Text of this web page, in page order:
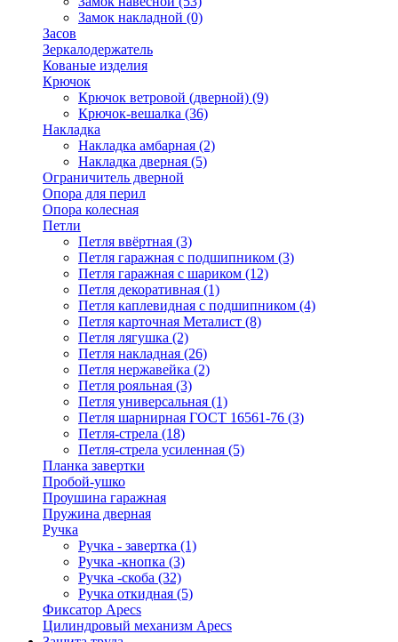
Замок накладной (0)
Засов
Зеркалодержатель
Кованые изделия
Крючок
Крючок ветровой (дверной) (9)
Крючок-вешалка (36)
Накладка
Накладка амбарная (2)
Накладка дверная (5)
Ограничитель дверной
Опора для перил
Опора колесная
Петли
Петля ввёртная (3)
Петля гаражная с подшипником (3)
Петля гаражная с шариком (12)
Петля декоративная (1)
Петля каплевидная с подшипником (4)
Петля карточная Металист (8)
Петля лягушка (2)
Петля накладная (26)
Петля нержавейка (2)
Петля рояльная (3)
Петля универсальная (1)
Петля шарнирная ГОСТ 16561-76 (3)
Петля-стрела (18)
Петля-стрела усиленная (5)
Планка завертки
Пробой-ушко
Проушина гаражная
Пружина дверная
Ручка
Ручка - завертка (1)
Ручка -кнопка (3)
Ручка -скоба (32)
Ручка откидная (5)
Фиксатор Apecs
Цилиндровый механизм Apecs